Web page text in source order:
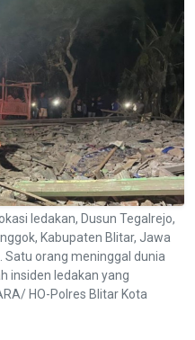
ledakan, Dusun Tegalrejo,
Kabupaten Blitar, Jawa
orang meninggal dunia
insiden ledakan yang
HO-Polres Blitar Kota